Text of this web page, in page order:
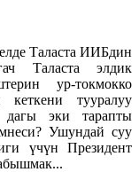
Таласта ИИБдин
Таласта элдик
ур-токмокко
тууралуу
эки тарапты
Ушундай суу
үчүн Президент